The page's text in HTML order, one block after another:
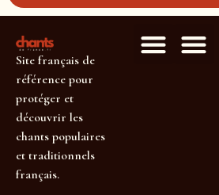
Site français de
référence pour
protéger et
découvrir les
chants populaires
et traditionnels
français.